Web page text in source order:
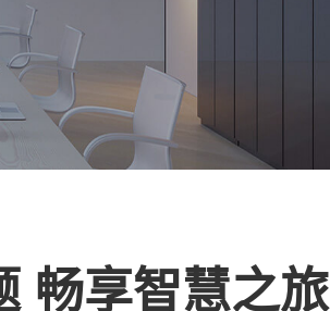
畅享智慧之旅